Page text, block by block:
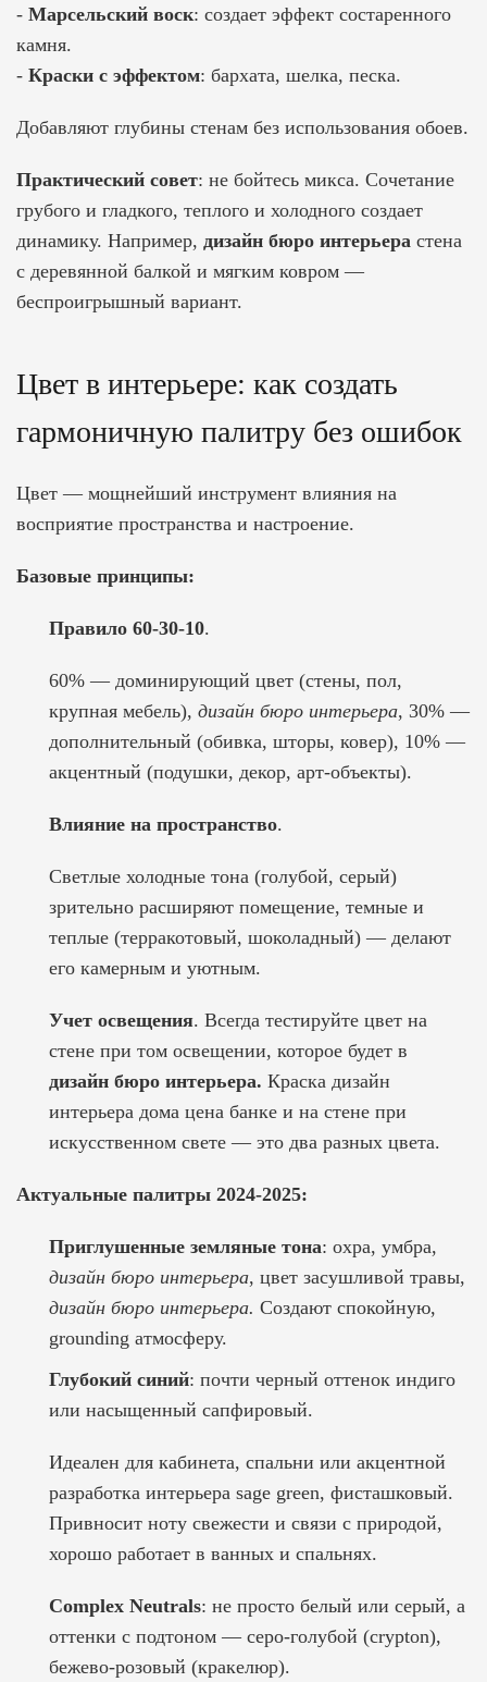
- Марсельский воск: создает эффект состаренного
камня.
- Краски с эффектом: бархата, шелка, песка.
Добавляют глубины стенам без использования обоев.
Практический совет: не бойтесь микса. Сочетание
грубого и гладкого, теплого и холодного создает
динамику. Например, дизайн бюро интерьера стена
с деревянной балкой и мягким ковром —
беспроигрышный вариант.
Цвет в интерьере: как создать
гармоничную палитру без ошибок
Цвет — мощнейший инструмент влияния на
восприятие пространства и настроение.
Базовые принципы:
Правило 60-30-10.
60% — доминирующий цвет (стены, пол,
крупная мебель), дизайн бюро интерьера, 30% —
дополнительный (обивка, шторы, ковер), 10% —
акцентный (подушки, декор, арт-объекты).
Влияние на пространство.
Светлые холодные тона (голубой, серый)
зрительно расширяют помещение, темные и
теплые (терракотовый, шоколадный) — делают
его камерным и уютным.
Учет освещения. Всегда тестируйте цвет на
стене при том освещении, которое будет в
дизайн бюро интерьера. Краска дизайн
интерьера дома цена банке и на стене при
искусственном свете — это два разных цвета.
Актуальные палитры 2024-2025:
Приглушенные земляные тона: охра, умбра,
дизайн бюро интерьера, цвет засушливой травы,
дизайн бюро интерьера. Создают спокойную,
grounding атмосферу.
Глубокий синий: почти черный оттенок индиго
или насыщенный сапфировый.
Идеален для кабинета, спальни или акцентной
разработка интерьера sage green, фисташковый.
Привносит ноту свежести и связи с природой,
хорошо работает в ванных и спальнях.
Complex Neutrals: не просто белый или серый, а
оттенки с подтоном — серо-голубой (crypton),
бежево-розовый (кракелюр).